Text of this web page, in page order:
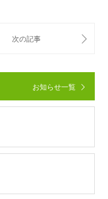
お知らせ一覧